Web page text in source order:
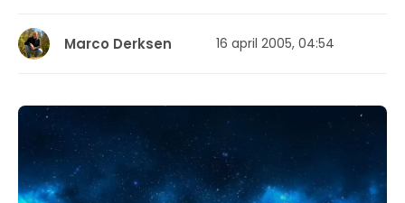
Marco Derksen 16 april 2005, 04:54